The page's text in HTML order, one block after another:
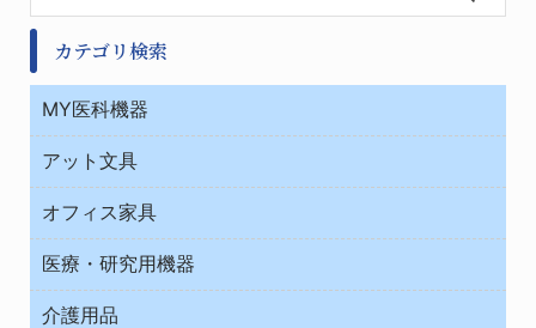
カテゴリ検索
MY医科機器
診察・診断
与薬・調剤薬局
アット文具
ＯＡ・パソコン用品
オフィス家具
オフィス作業用品
医療・研究用機器
ウエアー
介護用品